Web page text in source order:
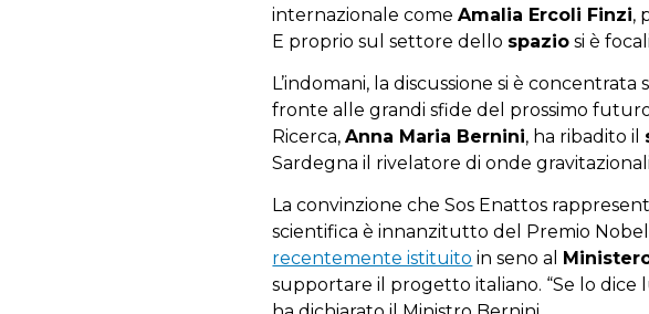
internazionale comeAmalia Ercoli Finzi,
E proprio sul settore dello spazio si è
L’indomani, la discussione si è concentrata
fronte alle grandi sfide del prossimo
Ricerca,Anna Maria Bernini, ha ribadito il
Sardegna il rivelatore di onde gravitazionali
La convinzione che Sos Enattos
scientifica è innanzitutto del Premio Nobel
recentemente istituito in seno al
supportare il progetto italiano. “Se lo